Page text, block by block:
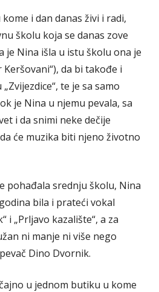
i dan danas živi i radi,
školu koja se danas zove
je Nina išla u istu školu ona je
Keršovani“), da bi takođe i
te je sa samo
je Nina u njemu pevala, sa
i da snimi neke dečije
će muzika biti njeno životno
pohađala srednju školu, Nina
bila i prateći vokal
i „Prljavo kazalište“, a za
ni manje ni više nego
Dino Dvornik.
u jednom butiku u kome